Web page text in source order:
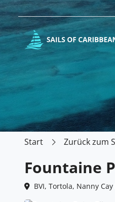
Start Zurück zum
Fountaine
BVI, Tortola, Nanny